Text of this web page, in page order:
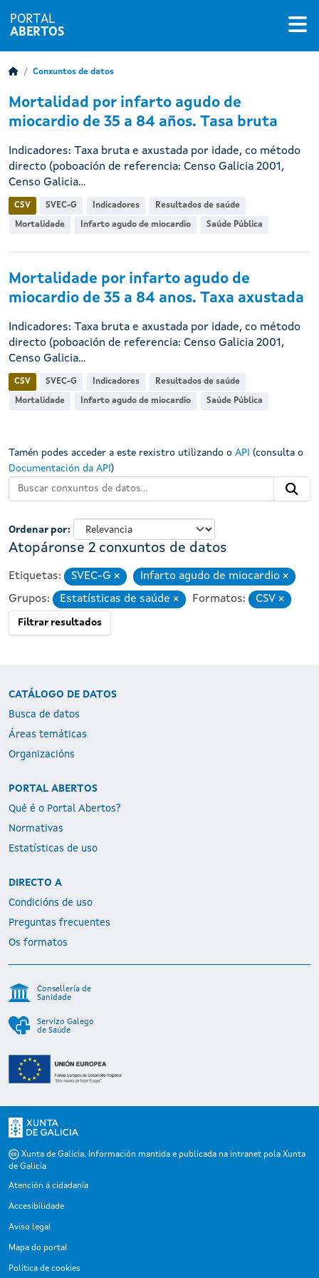
PORTAL
ABERTOS
Conxuntos de datos
Ordenar por
Atopáronse 2 conxuntos de datos
Etiquetas: SVEC-G EliminarInfarto agudo de miocardio Eliminar
Grupos: Estatísticas de saúde EliminarFormatos: CSV Eliminar
Filtrar resultados
Mortalidad por infarto agudo de
miocardio de 35 a 84 años. Tasa bruta
Indicadores: Taxa bruta e axustada por idade, co método
directo (poboación de referencia: Censo Galicia 2001,
Censo Galicia...
CSV SVEC-G Indicadores Resultados de saúde
Mortalidade Infarto agudo de miocardio Saúde Pública
Mortalidade por infarto agudo de
miocardio de 35 a 84 anos. Taxa axustada
Indicadores: Taxa bruta e axustada por idade, co método
directo (poboación de referencia: Censo Galicia 2001,
Censo Galicia...
CSV SVEC-G Indicadores Resultados de saúde
Mortalidade Infarto agudo de miocardio Saúde Pública
Tamén podes acceder a este rexistro utilizando o API (consulta o
Documentación da API )
CATÁLOGO DE DATOS
Busca de datos
Áreas temáticas
Organizacións
PORTAL ABERTOS
Qué é o Portal Abertos?
Normativas
Estatísticas de uso
DIRECTO A
Condicións de uso
Preguntas frecuentes
Os formatos
Consellería de
Sanidade
Servizo Galego
de Saúde
Xunta de Galicia. Información mantida e publicada na intranet pola Xunta
de Galicia
Atención á cidadanía
Accesibilidade
Aviso legal
Mapa do portal
Política de cookies